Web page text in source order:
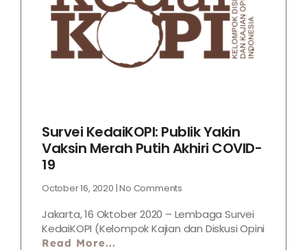
Survei KedaiKOPI: Publik Yakin
Vaksin Merah Putih Akhiri COVID-
19
October 16, 2020 No Comments
Jakarta, 16 Oktober 2020 – Lembaga Survei
KedaiKOPI (Kelompok Kajian dan Diskusi Opini
Read More...